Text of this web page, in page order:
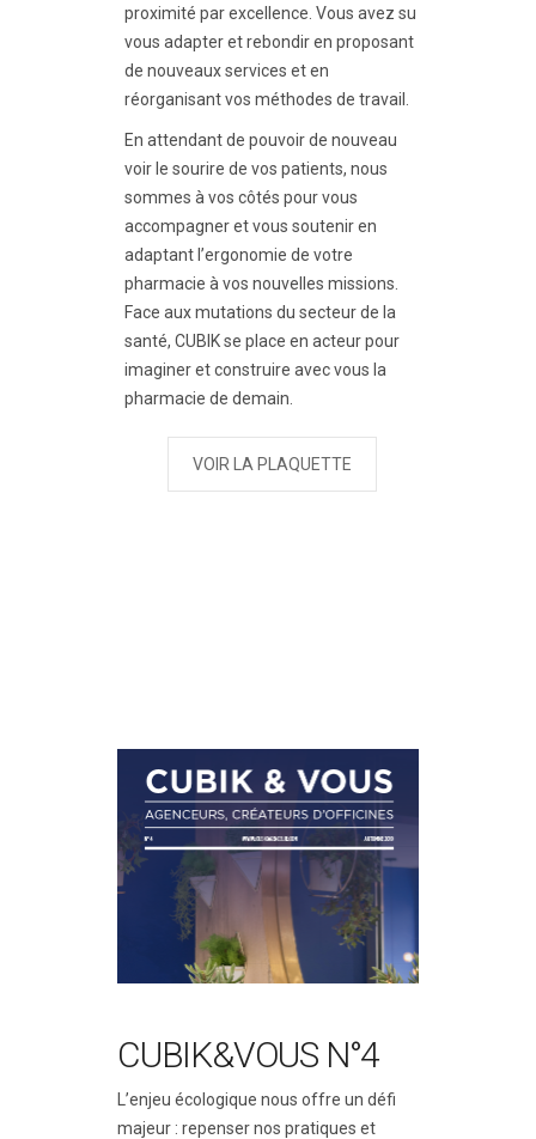
proximité par excellence. Vous avez su
vous adapter et rebondir en proposant
de nouveaux services et en
réorganisant vos méthodes de travail.
En attendant de pouvoir de nouveau
voir le sourire de vos patients, nous
sommes à vos côtés pour vous
accompagner et vous soutenir en
adaptant l’ergonomie de votre
pharmacie à vos nouvelles missions.
Face aux mutations du secteur de la
santé, CUBIK se place en acteur pour
imaginer et construire avec vous la
pharmacie de demain.
VOIR LA PLAQUETTE
CUBIK&VOUS N°4
L’enjeu écologique nous offre un défi
majeur : repenser nos pratiques et